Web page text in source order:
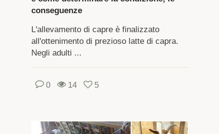
conseguenze
L'allevamento di capre è finalizzato
all'ottenimento di prezioso latte di capra.
Negli adulti ...
0 14 5